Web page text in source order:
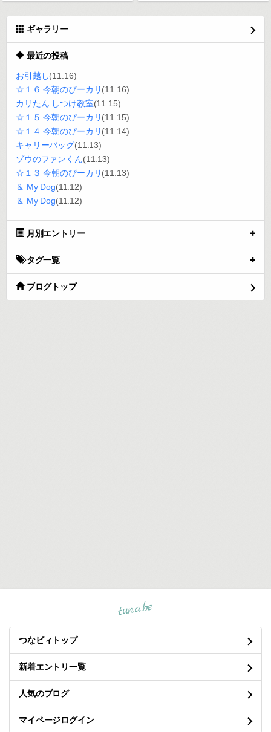
ギャラリー
最近の投稿
お引越し(11.16)
☆１６ 今朝のぴーカリ(11.16)
カリたん しつけ教室(11.15)
☆１５ 今朝のぴーカリ(11.15)
☆１４ 今朝のぴーカリ(11.14)
キャリーバッグ(11.13)
ゾウのファンくん(11.13)
☆１３ 今朝のぴーカリ(11.13)
＆ My Dog(11.12)
＆ My Dog(11.12)
月別エントリー
タグ一覧
ブログトップ
tuna.be
つなビィトップ
新着エントリ一覧
人気のブログ
マイページログイン